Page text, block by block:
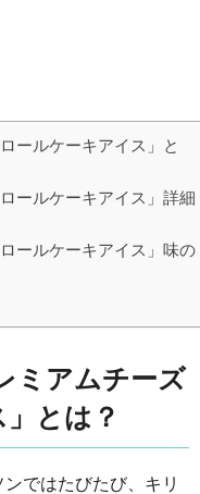
ールケーキアイス」と
ールケーキアイス」詳細
ールケーキアイス」味の
ミアムチーズ
とは？
ではたびたび、キリ